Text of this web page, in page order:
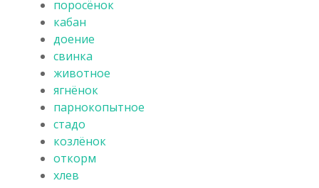
поросёнок
кабан
доение
свинка
животное
ягнёнок
парнокопытное
стадо
козлёнок
откорм
хлев